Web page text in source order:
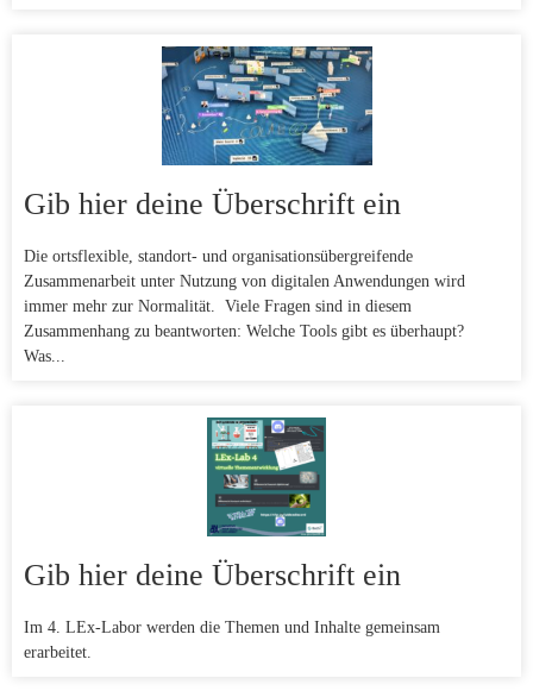
Gib hier deine Überschrift ein
Die ortsflexible, standort- und organisationsübergreifende
Zusammenarbeit unter Nutzung von digitalen Anwendungen wird
immer mehr zur Normalität. Viele Fragen sind in diesem
Zusammenhang zu beantworten: Welche Tools gibt es überhaupt?
Was...
Gib hier deine Überschrift ein
Im 4. LEx-Labor werden die Themen und Inhalte gemeinsam
erarbeitet.